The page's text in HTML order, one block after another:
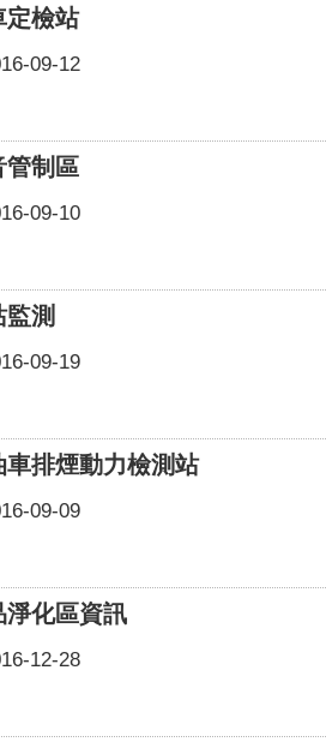
定檢站
09-12
管制區
09-10
測
09-19
車排煙動力檢測站
09-09
淨化區資訊
12-28